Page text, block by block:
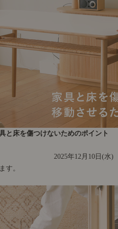
と床を傷つけないためのポイント
2025年12月10日(水)
す。